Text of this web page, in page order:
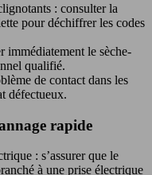
: consulter la
pour déchiffrer les codes
immédiatement le sèche-
qualifié.
de contact dans les
défectueux.
rapide
: s’assurer que le
à une prise électrique